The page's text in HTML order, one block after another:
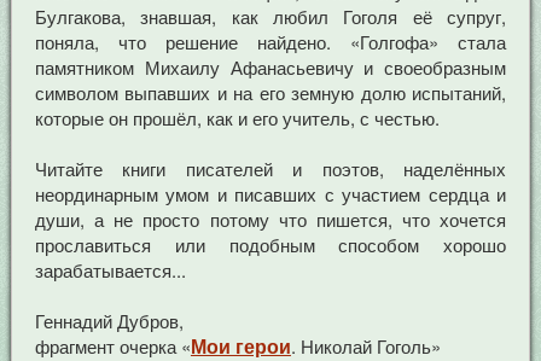
Булгакова, знавшая, как любил Гоголя её супруг,
поняла, что решение найдено. «Голгофа» стала
памятником Михаилу Афанасьевичу и своеобразным
символом выпавших и на его земную долю испытаний,
которые он прошёл, как и его учитель, с честью.
Читайте книги писателей и поэтов, наделённых
неординарным умом и писавших с участием сердца и
души, а не просто потому что пишется, что хочется
прославиться или подобным способом хорошо
зарабатывается...
Геннадий Дубров,
фрагмент очерка «Мои герои. Николай Гоголь»